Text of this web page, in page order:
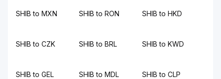
SHIB to MXN SHIB to RON SHIB to HKD
SHIB to CZK SHIB to BRL SHIB to KWD
SHIB to GEL SHIB to MDL SHIB to CLP